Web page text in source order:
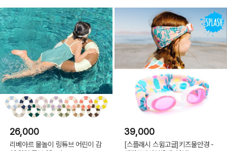
26,000
리베아르 물놀이 링튜브 어린이 감
39,000
[스플래시 스윔고글]키즈물안경 -